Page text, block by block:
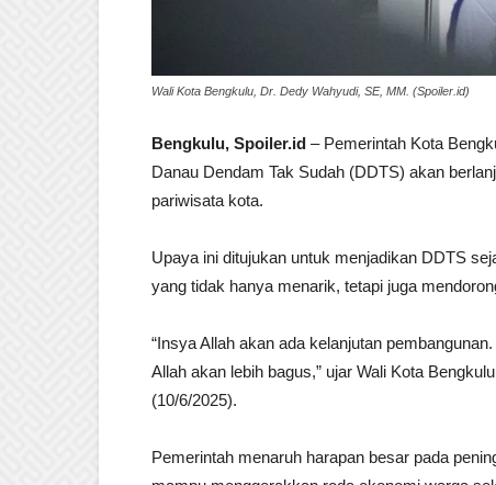
Wali Kota Bengkulu, Dr. Dedy Wahyudi, SE, MM. (Spoiler.id)
Bengkulu, Spoiler.id – Pemerintah Kota
Danau Dendam Tak Sudah (DDTS) akan
pariwisata kota.
Upaya ini ditujukan untuk menjadikan DDTS
yang tidak hanya menarik, tetapi juga
“Insya Allah akan ada kelanjutan
Allah akan lebih bagus,” ujar Wali Kota
(10/6/2025).
Pemerintah menaruh harapan besar pada